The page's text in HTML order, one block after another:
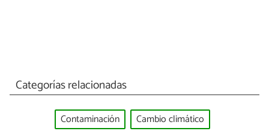
Categorías relacionadas
Contaminación
Cambio climático